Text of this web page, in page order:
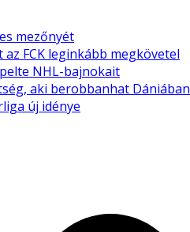
mezőnyét
FCK leginkább megkövetel
NHL-bajnokait
aki berobbanhat Dániában
új idénye